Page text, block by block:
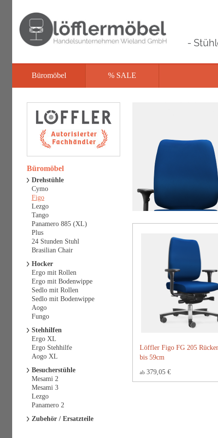
-
Büromöbel % SALE
Löffler Figo FG 205
bis 59cm
ab 379,05 €
Büromöbel
Drehstühle
Cymo
Figo
Lezgo
Tango
Panamero 885 (XL)
Plus
24 Stunden Stuhl
Brasilian Chair
Hocker
Ergo mit Rollen
Ergo mit Bodenwippe
Sedlo mit Rollen
Sedlo mit Bodenwippe
Aogo
Fungo
Stehhilfen
Ergo XL
Ergo Stehhilfe
Aogo XL
Besucherstühle
Mesami 2
Mesami 3
Lezgo
Panamero 2
Zubehör / Ersatzteile